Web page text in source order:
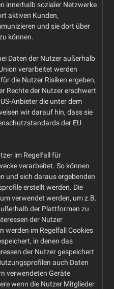
innerhalb sozialer Netzwerke
aktiven Kunden,
und sie dort über
können.
Daten der Nutzer außerhalb
verarbeitet werden
die Nutzer Risiken ergeben,
Rechte der Nutzer erschwert
Anbieter die unter dem
wir darauf hin, dass sie
der EU
im Regelfall für
verarbeitet. So können
und sich daraus ergebenden
erstellt werden. Die
verwendet werden, um z.B.
der Plattformen zu
der Nutzer
werden im Regelfall Cookies
in denen das
der Nutzer gespeichert
auch Daten
verwendeten Geräte
wenn die Nutzer Mitglieder